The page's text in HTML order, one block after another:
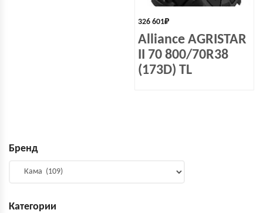
326 601₽
Alliance AGRISTAR
II 70 800/70R38
(173D) TL
Бренд
Категории